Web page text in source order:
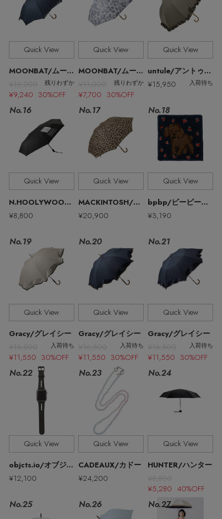
POP UPがスタート
Stay inthe Loop
ELLE SHOP 公式アプリ
Quick View
MOONBAT/ムーンバット
¥13,200
残りわずか
¥9,240 30%OFF
Quick View
MOONBAT/ムーンバット
¥11,000
残りわずか
¥7,700 30%OFF
Quick View
untule/アントゥーレ
¥15,950
入荷待ち
No.16
Quick View
N.HOOLYWOOD/N.ハリウッド
¥8,800
No.17
Quick View
MACKINTOSH/マッキントッシュ
¥20,900
No.18
Quick View
bpbp/ビーピービーピー
¥3,190
No.19
Quick View
Gracy/グレイシー
¥16,500
入荷待ち
¥11,550 30%OFF
No.20
Quick View
Gracy/グレイシー
¥16,500
入荷待ち
¥11,550 30%OFF
No.21
Quick View
Gracy/グレイシー
¥16,500
入荷待ち
¥11,550 30%OFF
No.22
Quick View
objcts.io/オブジェクツアイオー
¥12,100
No.23
Quick View
CADEAUX/カドー
¥24,200
No.24
Quick View
HUNTER/ハンター
¥8,800
¥5,280 40%OFF
No.25 No.26 No.27